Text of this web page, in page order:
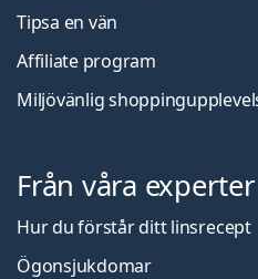
Tipsa en vän
Affiliate program
Miljövänlig
Från våra experter
Hur du förstår ditt linsrecept
Ögonsjukdomar